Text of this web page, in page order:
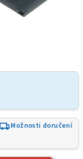
Možnosti doručení